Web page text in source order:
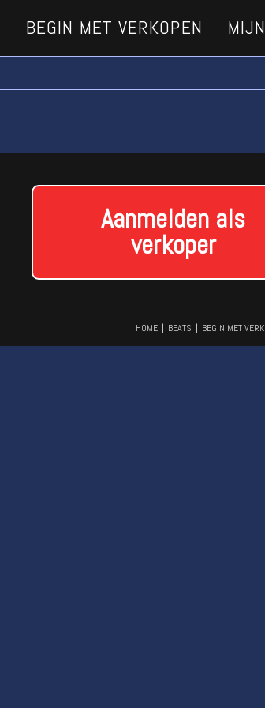
BEGIN MET VERKOPEN
Aanmelden als
verkoper
HOME BEATS BEGIN MET